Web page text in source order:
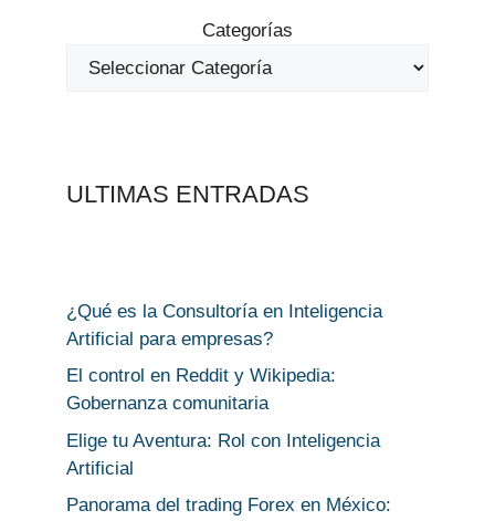
Categorías
ULTIMAS ENTRADAS
¿Qué es la Consultoría en Inteligencia
Artificial para empresas?
El control en Reddit y Wikipedia:
Gobernanza comunitaria
Elige tu Aventura: Rol con Inteligencia
Artificial
Panorama del trading Forex en México: